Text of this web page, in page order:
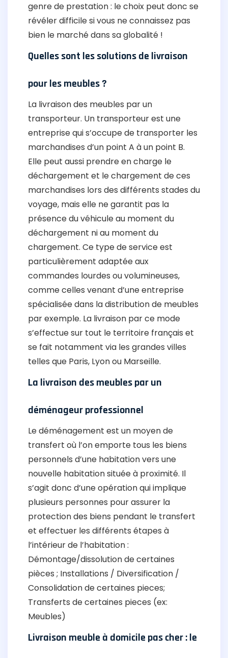
genre de prestation : le choix peut donc se
révéler difficile si vous ne connaissez pas
bien le marché dans sa globalité !
Quelles sont les solutions de livraison
pour les meubles ?
La livraison des meubles par un
transporteur. Un transporteur est une
entreprise qui s’occupe de transporter les
marchandises d’un point A à un point B.
Elle peut aussi prendre en charge le
déchargement et le chargement de ces
marchandises lors des différents stades du
voyage, mais elle ne garantit pas la
présence du véhicule au moment du
déchargement ni au moment du
chargement. Ce type de service est
particulièrement adaptée aux
commandes lourdes ou volumineuses,
comme celles venant d’une entreprise
spécialisée dans la distribution de meubles
par exemple. La livraison par ce mode
s’effectue sur tout le territoire français et
se fait notamment via les grandes villes
telles que Paris, Lyon ou Marseille.
La livraison des meubles par un
déménageur professionnel
Le déménagement est un moyen de
transfert où l’on emporte tous les biens
personnels d’une habitation vers une
nouvelle habitation située à proximité. Il
s’agit donc d’une opération qui implique
plusieurs personnes pour assurer la
protection des biens pendant le transfert
et effectuer les différents étapes à
l’intérieur de l’habitation :
Démontage/dissolution de certaines
pièces ; Installations / Diversification /
Consolidation de certaines pieces;
Transferts de certaines pieces (ex:
Meubles)
Livraison meuble à domicile pas cher : le